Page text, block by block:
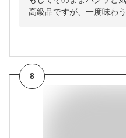
高級品ですが、一度味わ
8